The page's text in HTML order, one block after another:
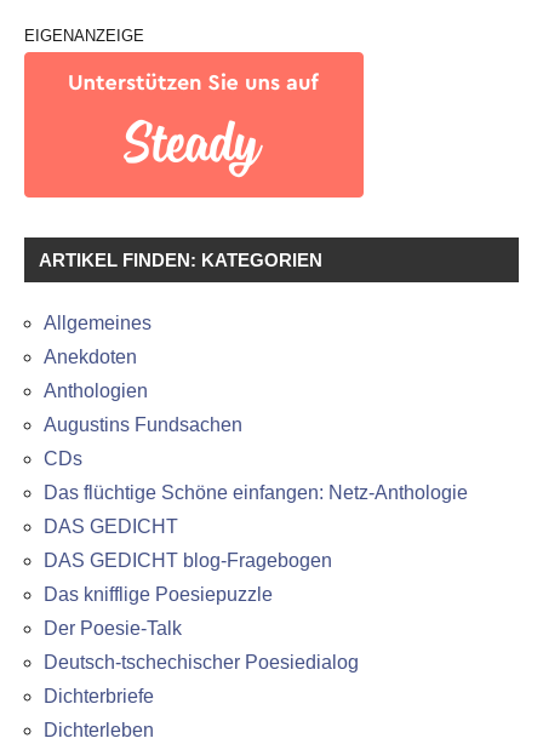
EIGENANZEIGE
ARTIKEL FINDEN: KATEGORIEN
Allgemeines
Anekdoten
Anthologien
Augustins Fundsachen
CDs
Das flüchtige Schöne einfangen: Netz-Anthologie
DAS GEDICHT
DAS GEDICHT blog-Fragebogen
Das knifflige Poesiepuzzle
Der Poesie-Talk
Deutsch-tschechischer Poesiedialog
Dichterbriefe
Dichterleben